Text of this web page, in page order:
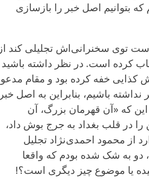
بتوانیم اصل خبر را بازسازی
توی سخنرانی‌اش تجلیلی کند از
کرده است. در نظر داشته باشید
کذایی خفه کرده بود و مقام مدعو
باشیم، بنابراین به اصل خبر
که «آن قهرمان بزرگ، آن
در قلب بغداد به جرج بوش داد،
از محمود احمدی‌نژاد تجلیل
به شک شده بودم که واقعا
یا موضوع چیز دیگری است؟!